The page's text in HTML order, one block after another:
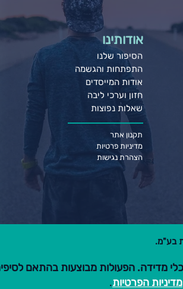
אודותינו
הסיפור שלנו
התפתחות והגשמה
אודות המייסדים
חזון וערכי ליבה
שאלות נפוצות
תקנון אתר
מדיניות פרטיות
הצהרת נגישות
מדיניות הפרטיות.